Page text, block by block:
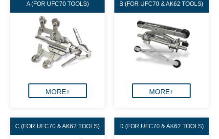
A (FOR UFC70 TOOLS)
MORE+
B (FOR UFC70 & AK62 TOOLS)
MORE+
C (FOR UFC70 & AK62 TOOLS) D (FOR UFC70 & AK62 TOOLS)